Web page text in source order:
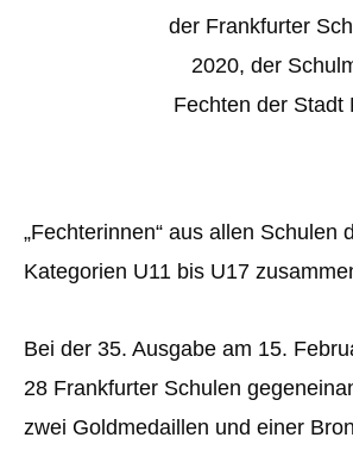
der Frankfurter
2020, der
Fechten der Stadt
„Fechterinnen“ aus allen Schulen
Kategorien U11 bis U17
Bei der 35. Ausgabe am 15.
28 Frankfurter Schulen
zwei Goldmedaillen und einer